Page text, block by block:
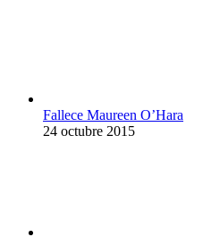
Fallece Maureen O’Hara
24 octubre 2015